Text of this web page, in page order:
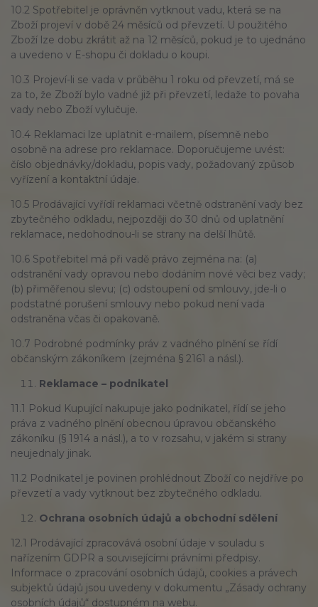
10.2 Spotřebitel je oprávněn vytknout vadu, která se na
Zboží projeví v době 24 měsíců od převzetí. U použitého
Zboží lze dobu zkrátit až na 12 měsíců, pokud je to ujednáno
a uvedeno v E-shopu či dokladu o koupi.
10.3 Projeví-li se vada v průběhu 1 roku od převzetí, má se
za to, že Zboží bylo vadné již při převzetí, ledaže to povaha
vady nebo Zboží vylučuje.
10.4 Reklamaci lze uplatnit e-mailem, písemně nebo
osobně na adrese pro reklamace. Doporučujeme uvést:
číslo objednávky/dokladu, popis vady, požadovaný způsob
vyřízení a kontaktní údaje.
10.5 Prodávající vyřídí reklamaci včetně odstranění vady bez
zbytečného odkladu, nejpozději do 30 dnů od uplatnění
reklamace, nedohodnou-li se strany na delší lhůtě.
10.6 Spotřebitel má při vadě právo zejména na: (a)
odstranění vady opravou nebo dodáním nové věci bez vady;
(b) přiměřenou slevu; (c) odstoupení od smlouvy, jde-li o
podstatné porušení smlouvy nebo pokud není vada
odstraněna včas či opakovaně.
10.7 Podrobné podmínky práv z vadného plnění se řídí
občanským zákoníkem (zejména § 2161 a násl.).
Reklamace – podnikatel
11.1 Pokud Kupující nakupuje jako podnikatel, řídí se jeho
práva z vadného plnění obecnou úpravou občanského
zákoníku (§ 1914 a násl.), a to v rozsahu, v jakém si strany
neujednaly jinak.
11.2 Podnikatel je povinen prohlédnout Zboží co nejdříve po
převzetí a vady vytknout bez zbytečného odkladu.
Ochrana osobních údajů a obchodní sdělení
12.1 Prodávající zpracovává osobní údaje v souladu s
nařízením GDPR a souvisejícími právními předpisy.
Informace o zpracování osobních údajů, cookies a právech
subjektů údajů jsou uvedeny v dokumentu „Zásady ochrany
osobních údajů“ dostupném na webu.